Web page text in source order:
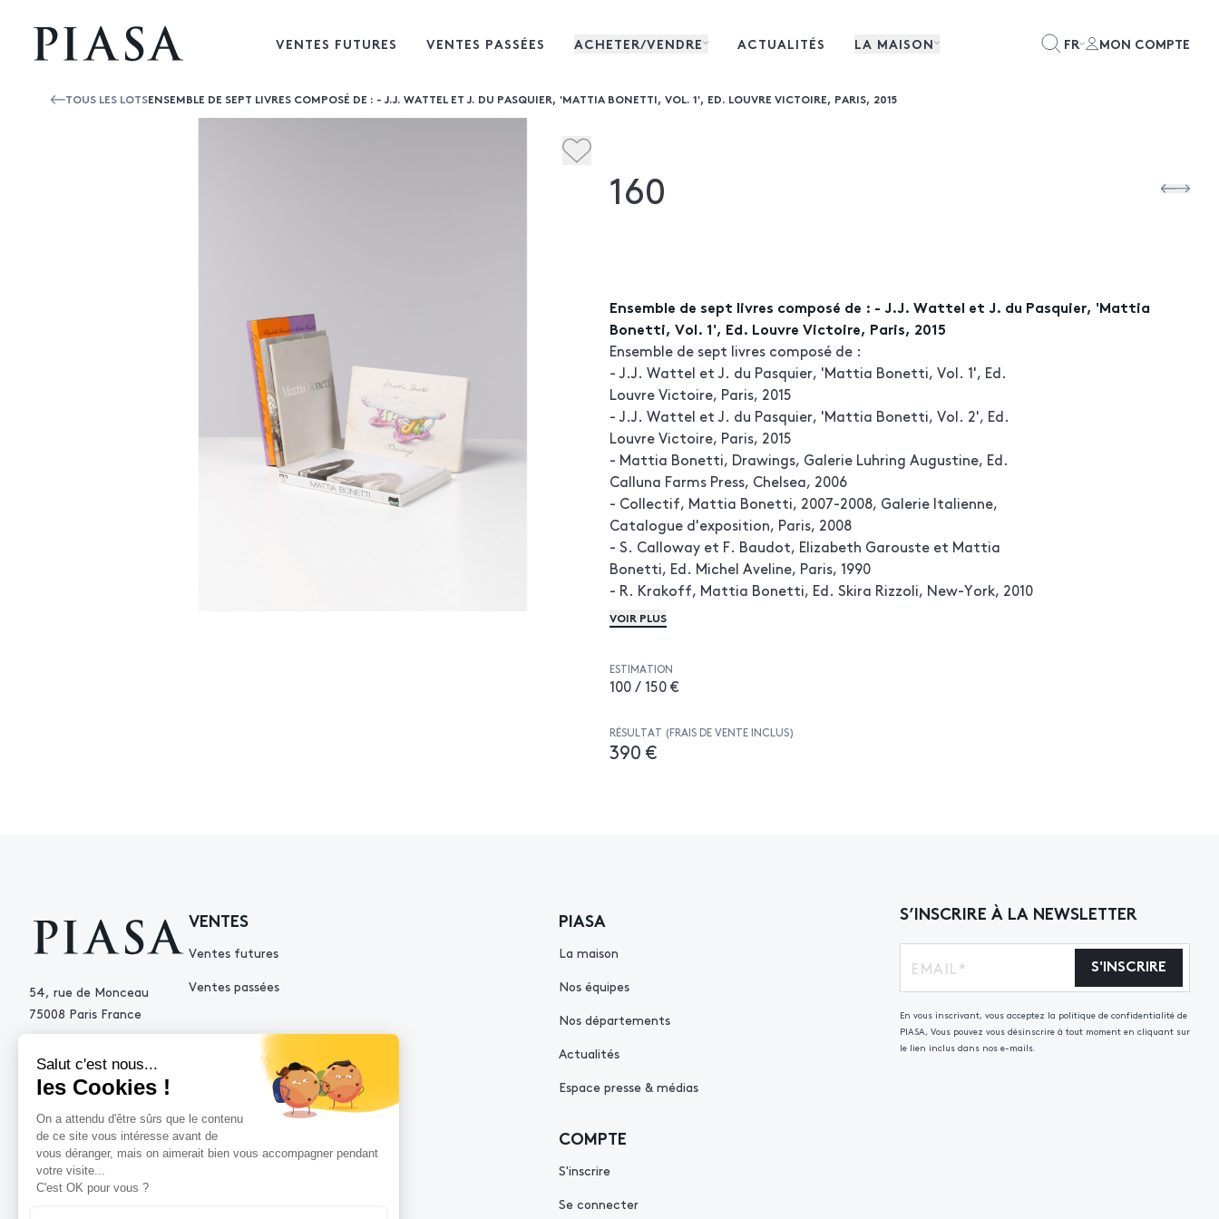
VENTES FUTURES VENTES PASSÉES ACHETER/VENDRE ACTUALITÉS LA MAISON FR MON COMPTE
TOUS LES LOTSENSEMBLE DE SEPT LIVRES COMPOSÉ DE : - J.J. WATTEL ET J. DU PASQUIER, 'MATTIA BONETTI, VOL. 1', ED. LOUVRE VICTOIRE, PARIS, 2015
160
Ensemble de sept livres composé de : - J.J. Wattel et J. du Pasquier, 'Mattia
Bonetti, Vol. 1', Ed. Louvre Victoire, Paris, 2015
Ensemble de sept livres composé de :
- J.J. Wattel et J. du Pasquier, 'Mattia Bonetti, Vol. 1', Ed.
Louvre Victoire, Paris, 2015
- J.J. Wattel et J. du Pasquier, 'Mattia Bonetti, Vol. 2', Ed.
Louvre Victoire, Paris, 2015
- Mattia Bonetti, Drawings, Galerie Luhring Augustine, Ed.
Calluna Farms Press, Chelsea, 2006
- Collectif, Mattia Bonetti, 2007-2008, Galerie Italienne,
Catalogue d'exposition, Paris, 2008
- S. Calloway et F. Baudot, Elizabeth Garouste et Mattia
Bonetti, Ed. Michel Aveline, Paris, 1990
- R. Krakoff, Mattia Bonetti, Ed. Skira Rizzoli, New-York, 2010
- Collectif, Mattia Bonetti, Ed. David Gill Galleries, Catalogue
d'exposition, Londres, 2008
VOIR PLUS
ESTIMATION
100 / 150 €
RÉSULTAT (FRAIS DE VENTE INCLUS)
390 €
54, rue de Monceau
75008 Paris France
contact@piasa.fr
VENTES
Ventes futures
Ventes passées
PIASA
La maison
Nos équipes
Nos départements
Actualités
Espace presse & médias
AIDE COMPTE
S'inscrire
Se connecter
S’INSCRIRE À LA NEWSLETTER
S'INSCRIRE
En vous inscrivant, vous acceptez la politique de confidentialité de
PIASA, Vous pouvez vous désinscrire à tout moment en cliquant sur
le lien inclus dans nos e-mails.